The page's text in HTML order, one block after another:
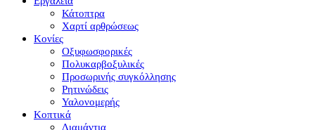
Κάτοπτρα
Χαρτί αρθρώσεως
Κονίες
Οξυφωσφορικές
Πολυκαρβοξυλικές
Προσωρινής συγκόλλησης
Ρητινώδεις
Υαλονομερής
Κοπτικά
Διαμάντια